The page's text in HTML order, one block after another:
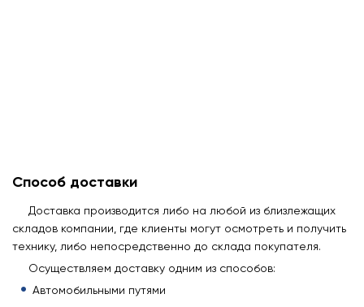
Способ доставки
Доставка производится либо на любой из близлежащих
складов компании, где клиенты могут осмотреть и получить
технику, либо непосредственно до склада покупателя.
Осуществляем доставку одним из способов:
Автомобильными путями